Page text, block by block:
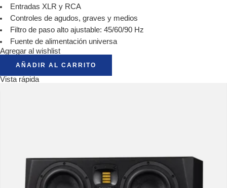
Entradas XLR y RCA
Controles de agudos, graves y medios
Filtro de paso alto ajustable: 45/60/90 Hz
Fuente de alimentación universa
Agregar al wishlist
AÑADIR AL CARRITO
Vista rápida